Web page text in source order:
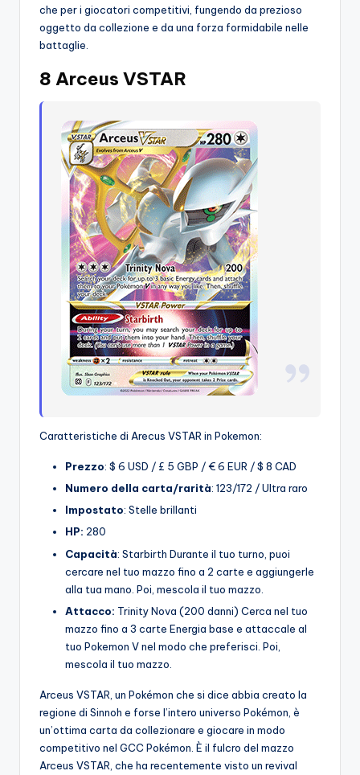
che per i giocatori competitivi, fungendo da prezioso
oggetto da collezione e da una forza formidabile nelle
battaglie.
8 Arceus VSTAR
Caratteristiche di Arecus VSTAR in Pokemon:
Prezzo: $ 6 USD / £ 5 GBP / € 6 EUR / $ 8 CAD
Numero della carta/rarità: 123/172 / Ultra raro
Impostato: Stelle brillanti
HP: 280
Capacità: Starbirth Durante il tuo turno, puoi
cercare nel tuo mazzo fino a 2 carte e aggiungerle
alla tua mano. Poi, mescola il tuo mazzo.
Attacco: Trinity Nova (200 danni) Cerca nel tuo
mazzo fino a 3 carte Energia base e attaccale al
tuo Pokemon V nel modo che preferisci. Poi,
mescola il tuo mazzo.
Arceus VSTAR, un Pokémon che si dice abbia creato la
regione di Sinnoh e forse l’intero universo Pokémon, è
un’ottima carta da collezionare e giocare in modo
competitivo nel GCC Pokémon. È il fulcro del mazzo
Arceus VSTAR, che ha recentemente visto un revival